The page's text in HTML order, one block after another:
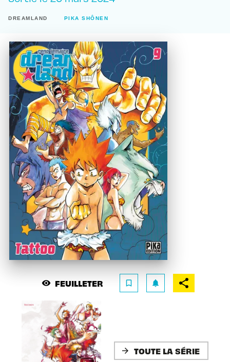
DREAMLAND PIKA SHÔNEN
visibility FEUILLETER bookmark_border notifications
arrow_forward TOUTE LA SÉRIE